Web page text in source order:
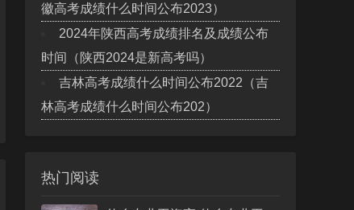
徽高考成绩什么时间公布2023）
2024年陕西高考成绩排名及成绩公布
时间（陕西2024是新高考吗）
吉林高考成绩什么时间公布2022（吉
林高考成绩什么时间公布202）
热门阅读